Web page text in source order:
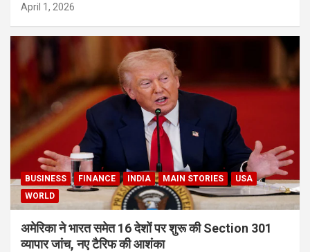
April 1, 2026
BUSINESS FINANCE INDIA MAIN STORIES
USA
WORLD
अमेरिका ने भारत समेत 16 देशों पर शुरू की Section 301
व्यापार जांच, नए टैरिफ की आशंका